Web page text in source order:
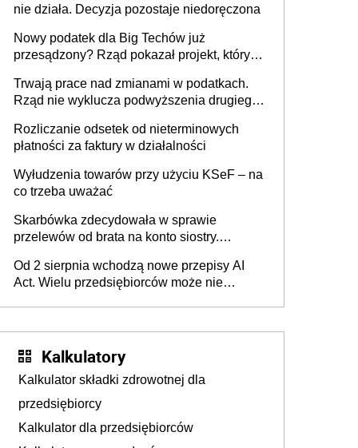
nie działa. Decyzja pozostaje niedoręczona
Nowy podatek dla Big Techów już
przesądzony? Rząd pokazał projekt, który
Trwają prace nad zmianami w podatkach.
Rząd nie wyklucza podwyższenia drugiego
Rozliczanie odsetek od nieterminowych
płatności za faktury w działalności
Wyłudzenia towarów przy użyciu KSeF – na
co trzeba uważać
Skarbówka zdecydowała w sprawie
przelewów od brata na konto siostry.
darowizna, ale podatku jednak nie będzie
Od 2 sierpnia wchodzą nowe przepisy AI
Act. Wielu przedsiębiorców może nie
Kalkulatory
Kalkulator składki zdrowotnej dla
przedsiębiorcy
Kalkulator dla przedsiębiorców